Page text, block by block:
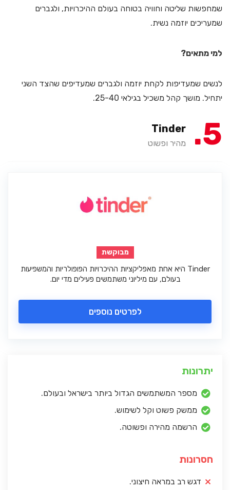
שמחפשות שליטה וחוויה בטוחה בעולם ההיכרויות, ולגברים
שמעריכים יוזמה נשית.
למי מתאים?
לנשים שמעדיפות לקחת יוזמה ולגברים שמעדיפים שהצד השני
יתחיל. מושך קהל משכיל בגילאי 25-40.
5
Tinder
מהיר ופשוט
מבוקשת
Tinder היא אחת מאפליקציות ההיכרויות הפופולריות והמשפיעות
בעולם, עם מיליוני משתמשים פעילים מדי יום.
לפרטים נוספים
יתרונות
מספר המשתמשים הגדול ביותר בישראל ובעולם.
ממשק פשוט וקל לשימוש.
הרשמה מהירה ופשוטה.
חסרונות
דגש רב במראה חיצוני.